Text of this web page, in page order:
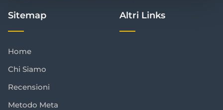
Sitemap
Home
Chi Siamo
Recensioni
Metodo Meta
Altri Links